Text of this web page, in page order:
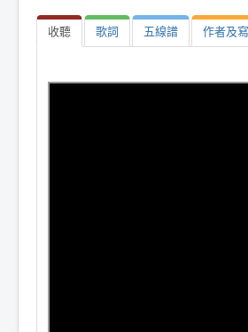
收聽 歌詞 五線譜 作者及